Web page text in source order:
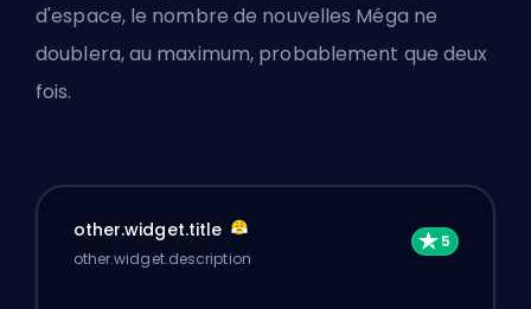
d'espace, le nombre de nouvelles Méga ne
doublera, au maximum, probablement que deux
fois.
other.widget.title
other.widget.description